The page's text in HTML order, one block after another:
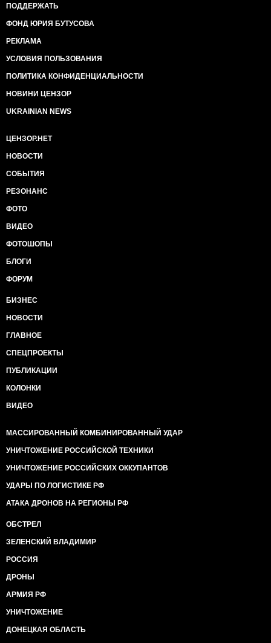
ПОДДЕРЖАТЬ
ФОНД ЮРИЯ БУТУСОВА
РЕКЛАМА
УСЛОВИЯ ПОЛЬЗОВАНИЯ
ПОЛИТИКА КОНФИДЕНЦИАЛЬНОСТИ
НОВИНИ ЦЕНЗОР
UKRAINIAN NEWS
ЦЕНЗОР.НЕТ
НОВОСТИ
СОБЫТИЯ
РЕЗОНАНС
ФОТО
ВИДЕО
ФОТОШОПЫ
БЛОГИ
ФОРУМ
БИЗНЕС
НОВОСТИ
ГЛАВНОЕ
СПЕЦПРОЕКТЫ
ПУБЛИКАЦИИ
КОЛОНКИ
ВИДЕО
МАССИРОВАННЫЙ КОМБИНИРОВАННЫЙ УДАР
УНИЧТОЖЕНИЕ РОССИЙСКОЙ ТЕХНИКИ
УНИЧТОЖЕНИЕ РОССИЙСКИХ ОККУПАНТОВ
УДАРЫ ПО ЛОГИСТИКЕ РФ
АТАКА ДРОНОВ НА РЕГИОНЫ РФ
ОБСТРЕЛ
ЗЕЛЕНСКИЙ ВЛАДИМИР
РОССИЯ
ДРОНЫ
АРМИЯ РФ
УНИЧТОЖЕНИЕ
ДОНЕЦКАЯ ОБЛАСТЬ